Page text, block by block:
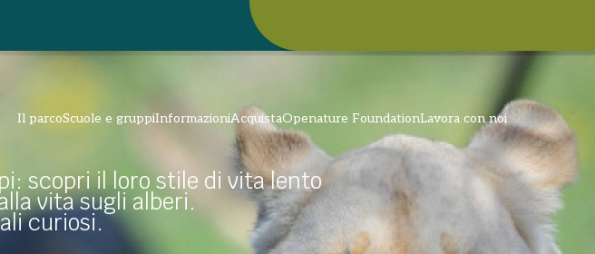
Il parcoScuole e gruppiInformazioniAcquistaOpenature FoundationLavora con noi
scopri il loro stile di vita lento
vita sugli alberi.
curiosi.